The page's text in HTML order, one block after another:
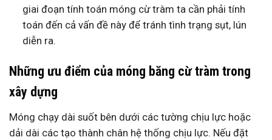
giai đoạn tính toán móng cừ tràm ta cần phải tính
toán đến cả vấn đề này để tránh tình trạng sụt, lún
diễn ra.
Những ưu điểm của móng băng cừ tràm trong
xây dựng
Móng chạy dài suốt bên dưới các tường chịu lực hoặc
dải dài các tạo thành chân hệ thống chịu lực. Nếu đặt